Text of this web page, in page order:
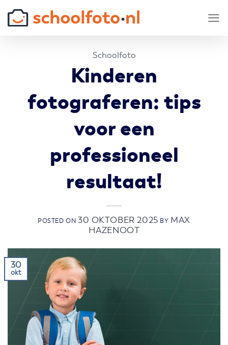
Schoolfoto
Kinderen
fotograferen: tips
voor een
professioneel
resultaat!
POSTED ON 30 OKTOBER 2025 BY MAX
HAZENOOT
30
okt